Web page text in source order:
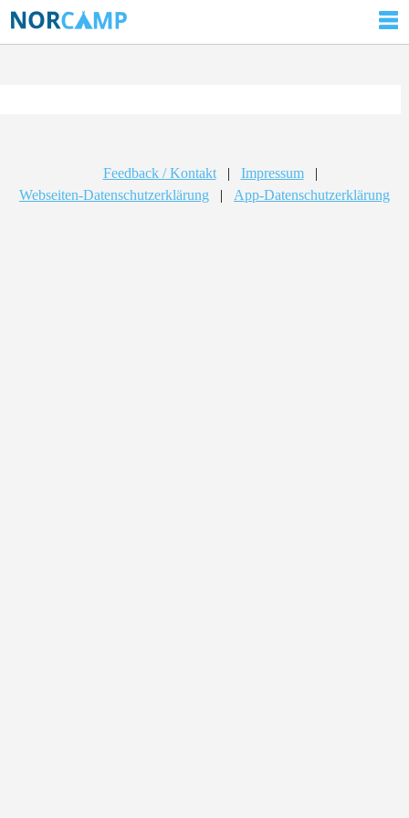
Feedback / Kontakt | Impressum
|
Webseiten-Datenschutzerklärung
| App-Datenschutzerklärung